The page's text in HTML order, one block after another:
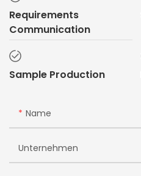
Requirements
Communication
Sample Production
Name
Unternehmen